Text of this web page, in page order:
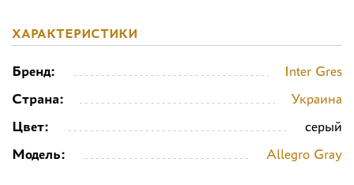
ХАРАКТЕРИСТИКИ
Бренд:
Inter Gres
Страна:
Украина
Цвет:
серый
Модель:
Allegro Gray